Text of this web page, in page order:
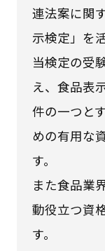
連法案に関
示検定」を
当検定の受
え、食品表
件の一つと
めの有用な
す。
また食品業
動役立つ資
す。